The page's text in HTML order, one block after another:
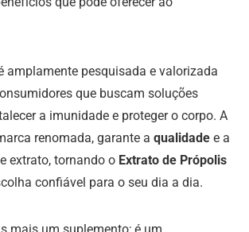
amplamente pesquisada e valorizada
que buscam soluções
a imunidade e proteger o corpo. A
renomada, garante a qualidade e a
extrato, tornando o Extrato de Própolis
confiável para o seu dia a dia.